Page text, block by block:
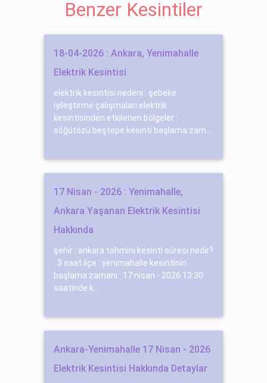
Benzer Kesintiler
18-04-2026 : Ankara, Yenimahalle
Elektrik Kesintisi
elektrik kesintisi nedeni : şebeke
i̇yi̇leşti̇rme çalışmaları elektrik
kesintisinden etkilenen bölgeler :
söğütözü beştepe kesinti başlama zam...
17 Nisan - 2026 : Yenimahalle,
Ankara Yaşanan Elektrik Kesintisi
Hakkında
şehir : ankara tahmini kesinti süresi nedir?
: 3 saat ilçe : yenimahalle kesintinin
başlama zamanı : 17 nisan - 2026 13:30
saatinde k...
Ankara-Yenimahalle 17 Nisan - 2026
Elektrik Kesintisi Hakkında Detaylar